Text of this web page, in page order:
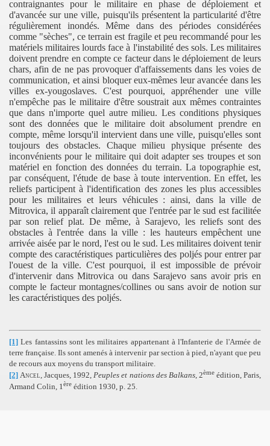
contraignantes pour le militaire en phase de déploiement et
d'avancée sur une ville, puisqu'ils présentent la particularité d'être
régulièrement inondés. Même dans des périodes considérées
comme "sèches", ce terrain est fragile et peu recommandé pour les
matériels militaires lourds face à l'instabilité des sols. Les militaires
doivent prendre en compte ce facteur dans le déploiement de leurs
chars, afin de ne pas provoquer d'affaissements dans les voies de
communication, et ainsi bloquer eux-mêmes leur avancée dans les
villes ex-yougoslaves. C'est pourquoi, appréhender une ville
n'empêche pas le militaire d'être soustrait aux mêmes contraintes
que dans n'importe quel autre milieu. Les conditions physiques
sont des données que le militaire doit absolument prendre en
compte, même lorsqu'il intervient dans une ville, puisqu'elles sont
toujours des obstacles. Chaque milieu physique présente des
inconvénients pour le militaire qui doit adapter ses troupes et son
matériel en fonction des données du terrain. La topographie est,
par conséquent, l'étude de base à toute intervention. En effet, les
reliefs participent à l'identification des zones les plus accessibles
pour les militaires et leurs véhicules : ainsi, dans la ville de
Mitrovica, il apparaît clairement que l'entrée par le sud est facilitée
par son relief plat. De même, à Sarajevo, les reliefs sont des
obstacles à l'entrée dans la ville : les hauteurs empêchent une
arrivée aisée par le nord, l'est ou le sud. Les militaires doivent tenir
compte des caractéristiques particulières des poljés pour entrer par
l'ouest de la ville. C'est pourquoi, il est impossible de prévoir
d'intervenir dans Mitrovica ou dans Sarajevo sans avoir pris en
compte le facteur montagnes/collines ou sans avoir de notion sur
les caractéristiques des poljés.
[1] Les fantassins sont les militaires appartenant à l'Infanterie de l'Armée de
terre française. Ils sont amenés à intervenir par section à pied, n'ayant que peu
de recours aux moyens du transport militaire.
[2] Ancel, Jacques, 1992, Peuples et nations des Balkans, 2èmeédition, Paris,
Armand Colin, 1ère édition 1930, p. 25.
l'action militaire
et inegalites sociales
coeur du conflit general
dans les conflits